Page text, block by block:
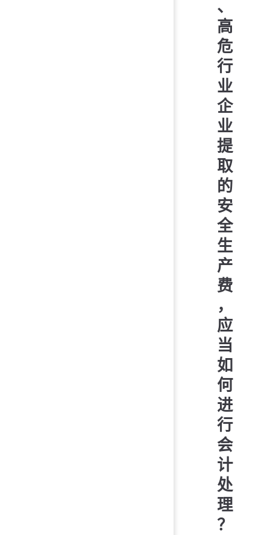
、
高
危
行
业
企
业
提
取
的
安
全
生
产
费
，
应
当
如
何
进
行
会
计
处
理
？